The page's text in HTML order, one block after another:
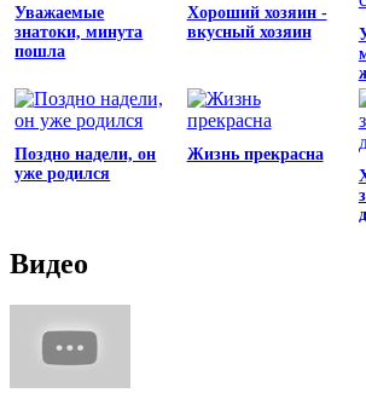
Уважаемые
знатоки, минута
пошла
Хороший хозяин -
вкусный хозяин
Поздно надели, он
уже родился
Жизнь прекрасна
Видео